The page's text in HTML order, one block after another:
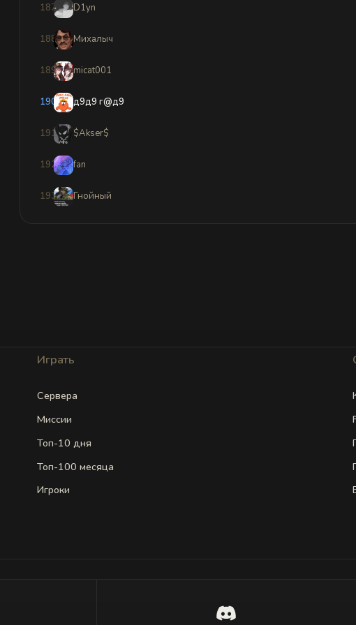
187 D1yn
188 Михалыч
189 micat001
190 д9д9 г@д9
191 $Akser$
192 fan
193 Гнойный
Играть
Сервера
Миссии
Топ-10 дня
Топ-100 месяца
Игроки